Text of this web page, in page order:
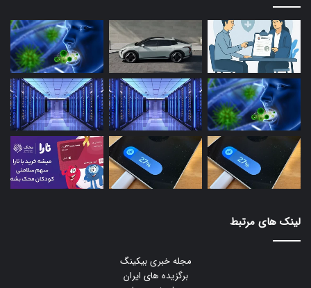
لینک های مرتبط
مجله خبری بیکینگ
برگزیده های ایران